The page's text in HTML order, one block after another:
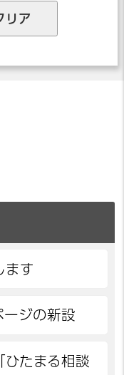
ます
ージの新設
ひたまる相談